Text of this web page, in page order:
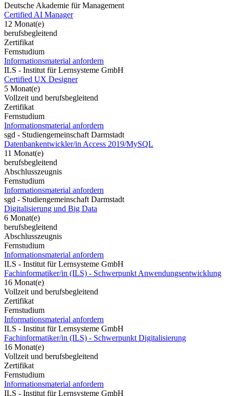
Deutsche Akademie für Management
Certified AI Manager
12 Monat(e)
berufsbegleitend
Zertifikat
Fernstudium
Informationsmaterial anfordern
ILS - Institut für Lernsysteme GmbH
Certified UX Designer
5 Monat(e)
Vollzeit und berufsbegleitend
Zertifikat
Fernstudium
Informationsmaterial anfordern
sgd - Studiengemeinschaft Darmstadt
Datenbankentwickler/in Access 2019/MySQL
11 Monat(e)
berufsbegleitend
Abschlusszeugnis
Fernstudium
Informationsmaterial anfordern
sgd - Studiengemeinschaft Darmstadt
Digitalisierung und Big Data
6 Monat(e)
berufsbegleitend
Abschlusszeugnis
Fernstudium
Informationsmaterial anfordern
ILS - Institut für Lernsysteme GmbH
Fachinformatiker/in (ILS) - Schwerpunkt Anwendungsentwicklung
16 Monat(e)
Vollzeit und berufsbegleitend
Zertifikat
Fernstudium
Informationsmaterial anfordern
ILS - Institut für Lernsysteme GmbH
Fachinformatiker/in (ILS) - Schwerpunkt Digitalisierung
16 Monat(e)
Vollzeit und berufsbegleitend
Zertifikat
Fernstudium
Informationsmaterial anfordern
ILS - Institut für Lernsysteme GmbH